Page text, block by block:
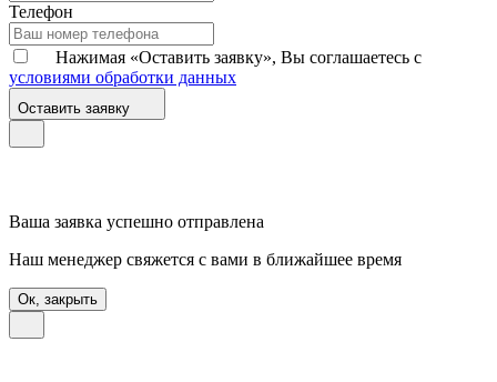
Телефон
Нажимая «Оставить заявку», Вы соглашаетесь с
условиями обработки данных
Оставить заявку
Ваша заявка успешно отправлена
Наш менеджер свяжется с вами в ближайшее время
Ок, закрыть